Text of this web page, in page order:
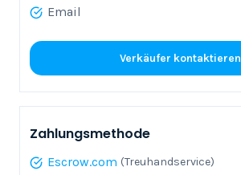
Email
Verkäufer kontaktieren
Zahlungsmethode
Escrow.com (Treuhandservice)